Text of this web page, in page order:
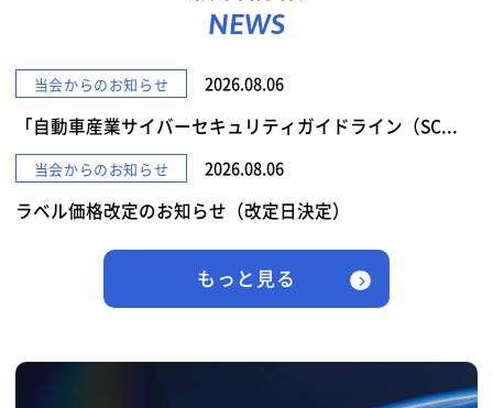
NEWS
当会からのお知らせ 2026.08.06
「自動車産業サイバーセキュリティガイドライン（SC...
当会からのお知らせ 2026.08.06
ラベル価格改定のお知らせ（改定日決定）
もっと見る